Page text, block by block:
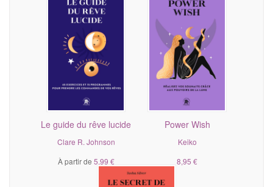
Le guide du rêve lucide
Clare R. Johnson
À partir de 5,99 €
Power Wish
Keiko
8,95 €